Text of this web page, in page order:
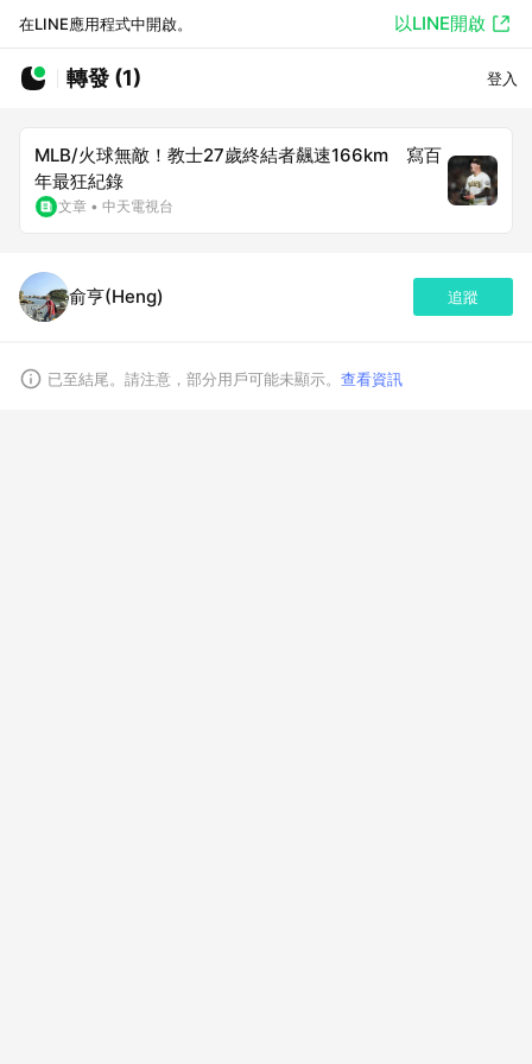
在LINE應用程式中開啟。 以LINE開啟
轉發 (1) 登入
MLB/火球無敵！教士27歲終結者飆速166km 寫百
年最狂紀錄
文章 • 中天電視台
俞亨(Heng) 追蹤
已至結尾。請注意，部分用戶可能未顯示。 查看資訊